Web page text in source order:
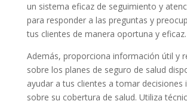
un sistema eficaz de seguimiento y
para responder a las preguntas y
tus clientes de manera oportuna y eficaz.
Además, proporciona información útil y
sobre los planes de seguro de salud
ayudar a tus clientes a tomar decisiones
sobre su cobertura de salud. Utiliza